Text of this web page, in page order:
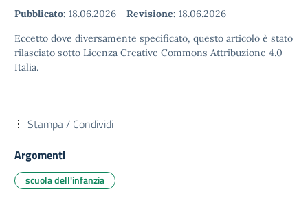
Pubblicato: 18.06.2026 - Revisione: 18.06.2026
Eccetto dove diversamente specificato, questo articolo è stato
rilasciato sotto Licenza Creative Commons Attribuzione 4.0
Italia.
Stampa / Condividi
Argomenti
scuola dell'infanzia